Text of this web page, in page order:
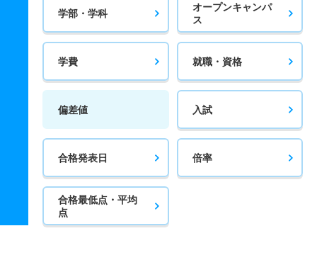
学部・学科
オープンキャンパ
ス
学費 就職・資格
偏差値 入試
合格発表日 倍率
合格最低点・平均
点